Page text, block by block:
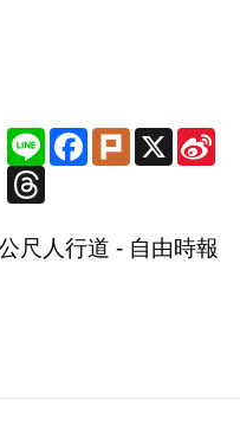
Line Facebook
Plurk X
尺人行道 - 自由時報